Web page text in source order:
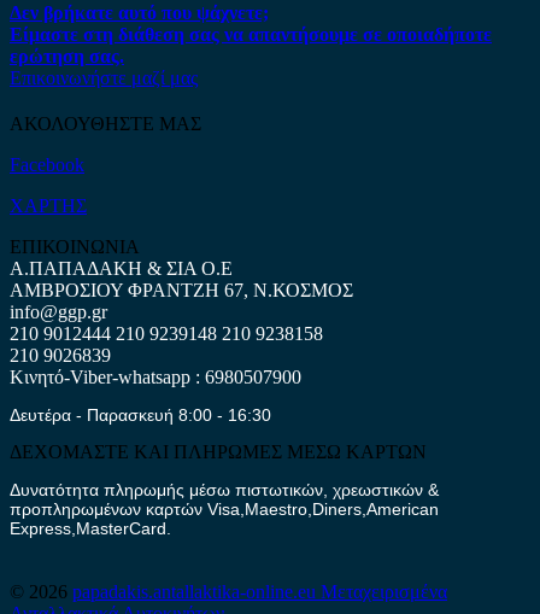
Δεν βρήκατε αυτό που ψάχνετε;
Είμαστε στη διάθεση σας να απαντήσουμε σε οποιαδήποτε
ερώτηση σας.
Επικοινωνήστε μαζί μας
ΑΚΟΛΟΥΘΗΣΤΕ ΜΑΣ
Facebook
ΧΑΡΤΗΣ
ΕΠΙΚΟΙΝΩΝΙΑ
Α.ΠΑΠΑΔΑΚΗ & ΣΙΑ Ο.Ε
ΑΜΒΡΟΣΙΟΥ ΦΡΑΝΤΖΗ 67, Ν.ΚΟΣΜΟΣ
info@ggp.gr
210 9012444 210 9239148 210 9238158
210 9026839
Κινητό-Viber-whatsapp : 6980507900
Δευτέρα - Παρασκευή 8:00 - 16:30
ΔΕΧΟΜΑΣΤΕ ΚΑΙ ΠΛΗΡΩΜΕΣ ΜΕΣΩ ΚΑΡΤΩΝ
Δυνατότητα πληρωμής μέσω πιστωτικών, χρεωστικών &
προπληρωμένων καρτών Visa,Maestro,Diners,American
Express,MasterCard.
© 2026 papadakis.antallaktika-online.eu Μεταχειρισμένα